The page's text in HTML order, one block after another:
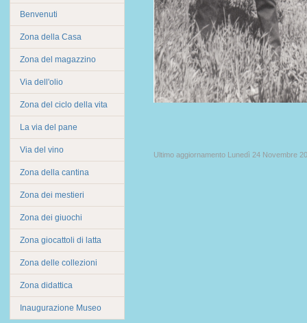
Benvenuti
Zona della Casa
Zona del magazzino
Via dell'olio
Zona del ciclo della vita
La via del pane
Via del vino
Zona della cantina
Zona dei mestieri
Zona dei giuochi
Zona giocattoli di latta
Zona delle collezioni
Zona didattica
Inaugurazione Museo
Ultimo aggiornamento Lunedì 24 Novembre